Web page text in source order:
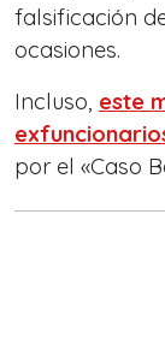
falsificación
ocasiones.
Incluso, este
por el «Caso